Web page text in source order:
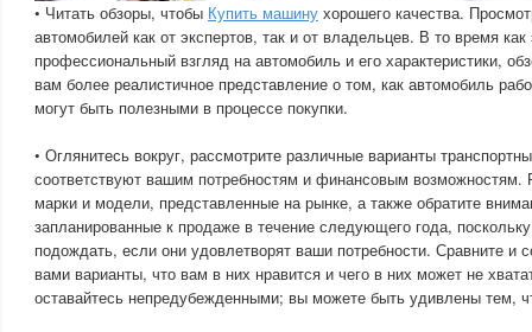
• Читать обзоры, чтобы Купить машину хорошего качества.
автомобилей как от экспертов, так и от владельцев. В то время
профессиональный взгляд на автомобиль и его характеристики,
вам более реалистичное представление о том, как автомобиль
могут быть полезными в процессе покупки.
• Оглянитесь вокруг, рассмотрите различные варианты
соответствуют вашим потребностям и финансовым возможностям.
марки и модели, представленные на рынке, а также обратите
запланированные к продаже в течение следующего года,
подождать, если они удовлетворят ваши потребности. Сравните и
вами варианты, что вам в них нравится и чего в них может не
оставайтесь непредубежденными; вы можете быть удивлены тем,